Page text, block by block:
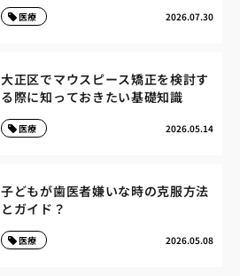
2026.07.30
医療
大正区でマウスピース矯正を検討す
る際に知っておきたい基礎知識
2026.05.14
医療
子どもが歯医者嫌いな時の克服方法
とガイド？
2026.05.08
医療